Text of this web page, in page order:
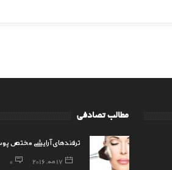
مطالب تصادفی
ترفندهای آرایشی مختص
17 مه, 2016 0